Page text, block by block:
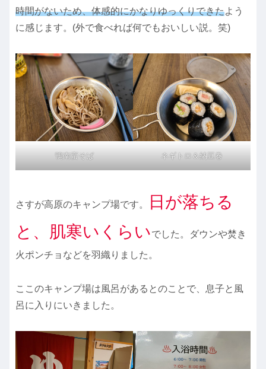
時間がないため、体感的にかなりゆっくりできたよう
に感じます。(外で食べれば何でもおいしい説。笑)
鴨南蛮そば ネギトロ＆納豆巻
さすが高原のキャンプ場です。
日が落ちる
と、肌寒いくらいでした。ダウンや焚き
火ポンチョなどを羽織りました。
ここのキャンプ場は風呂があるとのことで、息子と風
呂に入りにいきました。